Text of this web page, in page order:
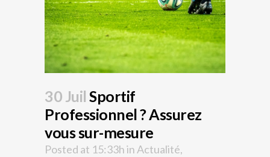
30 Juil Sportif
Professionnel ? Assurez
vous sur-mesure
Posted at 15:33hin Actualité,